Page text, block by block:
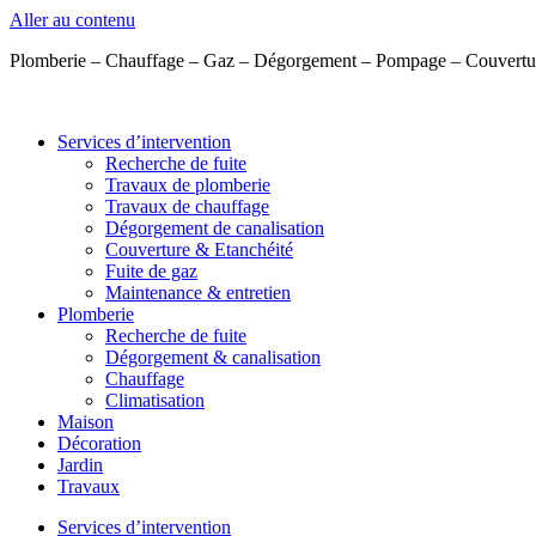
Aller au contenu
Plomberie – Chauffage – Gaz – Dégorgement – Pompage –
Services d’intervention
Recherche de fuite
Travaux de plomberie
Travaux de chauffage
Dégorgement de canalisation
Couverture & Etanchéité
Fuite de gaz
Maintenance & entretien
Plomberie
Recherche de fuite
Dégorgement & canalisation
Chauffage
Climatisation
Maison
Décoration
Jardin
Travaux
Services d’intervention